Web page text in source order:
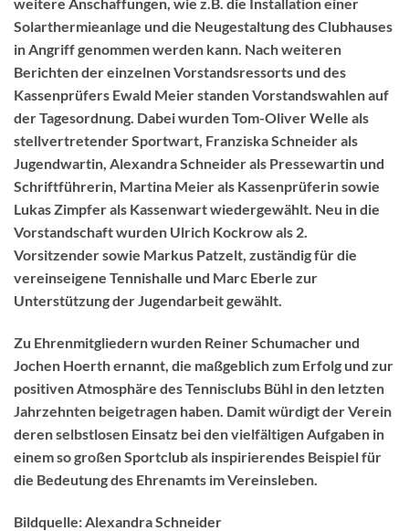
weitere Anschaffungen, wie z.B. die Installation einer
Solarthermieanlage und die Neugestaltung des Clubhauses
in Angriff genommen werden kann. Nach weiteren
Berichten der einzelnen Vorstandsressorts und des
Kassenprüfers Ewald Meier standen Vorstandswahlen auf
der Tagesordnung. Dabei wurden Tom-Oliver Welle als
stellvertretender Sportwart, Franziska Schneider als
Jugendwartin, Alexandra Schneider als Pressewartin und
Schriftführerin, Martina Meier als Kassenprüferin sowie
Lukas Zimpfer als Kassenwart wiedergewählt. Neu in die
Vorstandschaft wurden Ulrich Kockrow als 2.
Vorsitzender sowie Markus Patzelt, zuständig für die
vereinseigene Tennishalle und Marc Eberle zur
Unterstützung der Jugendarbeit gewählt.
Zu Ehrenmitgliedern wurden Reiner Schumacher und
Jochen Hoerth ernannt, die maßgeblich zum Erfolg und zur
positiven Atmosphäre des Tennisclubs Bühl in den letzten
Jahrzehnten beigetragen haben. Damit würdigt der Verein
deren selbstlosen Einsatz bei den vielfältigen Aufgaben in
einem so großen Sportclub als inspirierendes Beispiel für
die Bedeutung des Ehrenamts im Vereinsleben.
Bildquelle: Alexandra Schneider